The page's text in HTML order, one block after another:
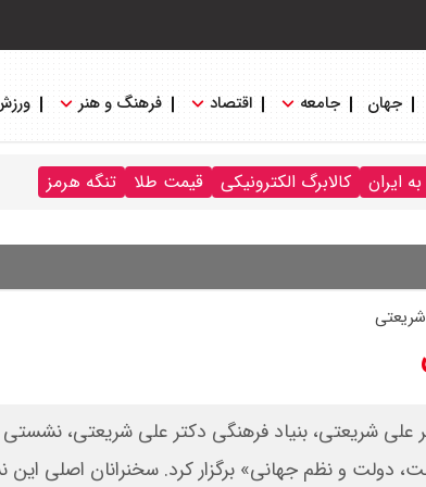
جهان جامعه اقتصاد فرهنگ و هنر
ایران کالابرگ الکترونیکی قیمت طلا تنگه هرمز
شریعتی، بنیاد فرهنگی دکتر علی شریعتی، نشستی
دولت و نظم جهانی» برگزار کرد. سخنرانان اصلی